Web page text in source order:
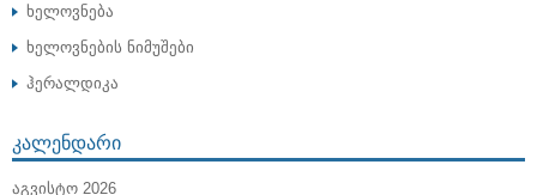
ხელოვნება
ხელოვნების ნიმუშები
ჰერალდიკა
ᲙᲐᲚᲔᲜᲓᲐᲠᲘ
ᲐᲒᲕᲘᲡᲢᲝ 2026